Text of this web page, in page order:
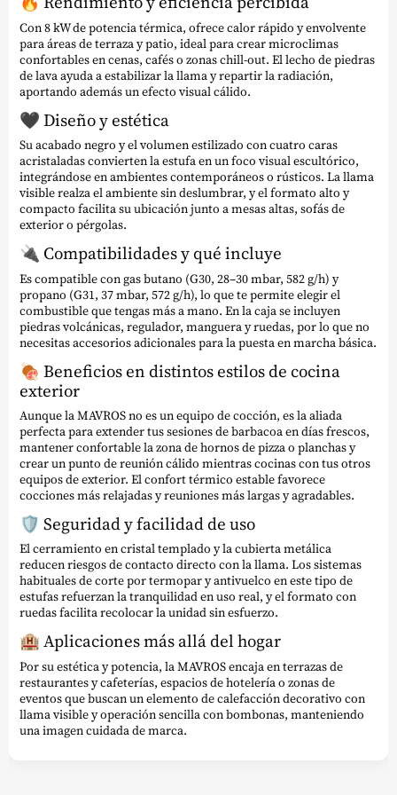
Con 8 kW de potencia térmica, ofrece calor rápido y envolvente
para áreas de terraza y patio, ideal para crear microclimas
confortables en cenas, cafés o zonas chill-out. El lecho de piedras
de lava ayuda a estabilizar la llama y repartir la radiación,
aportando además un efecto visual cálido.
🖤 Diseño y estética
Su acabado negro y el volumen estilizado con cuatro caras
acristaladas convierten la estufa en un foco visual escultórico,
integrándose en ambientes contemporáneos o rústicos. La llama
visible realza el ambiente sin deslumbrar, y el formato alto y
compacto facilita su ubicación junto a mesas altas, sofás de
exterior o pérgolas.
🔌 Compatibilidades y qué incluye
Es compatible con gas butano (G30, 28–30 mbar, 582 g/h) y
propano (G31, 37 mbar, 572 g/h), lo que te permite elegir el
combustible que tengas más a mano. En la caja se incluyen
piedras volcánicas, regulador, manguera y ruedas, por lo que no
necesitas accesorios adicionales para la puesta en marcha básica.
🍖 Beneficios en distintos estilos de cocina
exterior
Aunque la MAVROS no es un equipo de cocción, es la aliada
perfecta para extender tus sesiones de barbacoa en días frescos,
mantener confortable la zona de hornos de pizza o planchas y
crear un punto de reunión cálido mientras cocinas con tus otros
equipos de exterior. El confort térmico estable favorece
cocciones más relajadas y reuniones más largas y agradables.
🛡️ Seguridad y facilidad de uso
El cerramiento en cristal templado y la cubierta metálica
reducen riesgos de contacto directo con la llama. Los sistemas
habituales de corte por termopar y antivuelco en este tipo de
estufas refuerzan la tranquilidad en uso real, y el formato con
ruedas facilita recolocar la unidad sin esfuerzo.
🏨 Aplicaciones más allá del hogar
Por su estética y potencia, la MAVROS encaja en terrazas de
restaurantes y cafeterías, espacios de hotelería o zonas de
eventos que buscan un elemento de calefacción decorativo con
llama visible y operación sencilla con bombonas, manteniendo
una imagen cuidada de marca.